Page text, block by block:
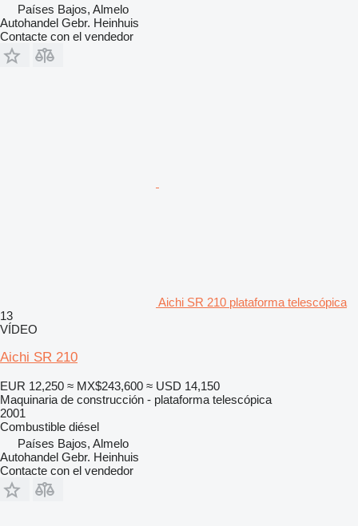
Países Bajos, Almelo
Autohandel Gebr. Heinhuis
Contacte con el vendedor
Aichi SR 210 plataforma telescópica
13
VÍDEO
Aichi SR 210
EUR 12,250 ≈ MX$243,600 ≈ USD 14,150
Maquinaria de construcción - plataforma telescópica
2001
Combustible diésel
Países Bajos, Almelo
Autohandel Gebr. Heinhuis
Contacte con el vendedor